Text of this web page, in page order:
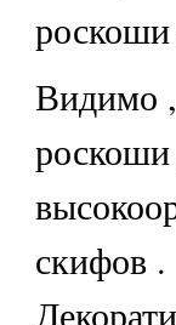
роскоши
Видимо ,
скифов .